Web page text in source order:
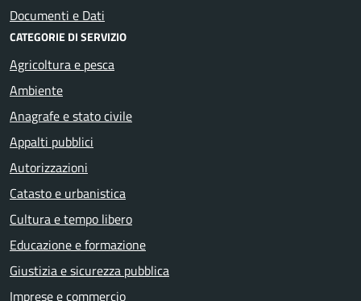
Documenti e Dati
CATEGORIE DI SERVIZIO
Agricoltura e pesca
Ambiente
Anagrafe e stato civile
Appalti pubblici
Autorizzazioni
Catasto e urbanistica
Cultura e tempo libero
Educazione e formazione
Giustizia e sicurezza pubblica
Imprese e commercio